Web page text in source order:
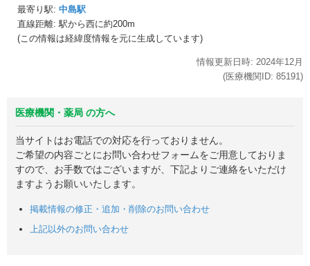
最寄り駅: 中島駅
直線距離: 駅から西に約200m
(この情報は経緯度情報を元に生成しています)
情報更新日時: 2024年12月
(医療機関ID: 85191)
医療機関・薬局 の方へ
当サイトはお電話での対応を行っておりません。
ご希望の内容ごとにお問い合わせフォームをご用意しておりま
すので、お手数ではございますが、下記よりご連絡をいただけ
ますようお願いいたします。
掲載情報の修正・追加・削除のお問い合わせ
上記以外のお問い合わせ